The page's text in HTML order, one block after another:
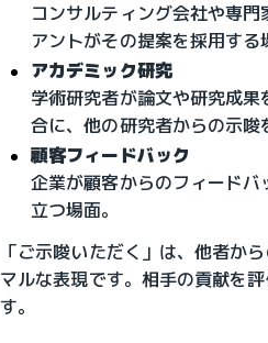
コンサルティング会社や専
アントがその提案を採用する
アカデミック研究
学術研究者が論文や研究成
合に、他の研究者からの示唆
顧客フィードバック
企業が顧客からのフィード
立つ場面。
「ご示唆いただく」は、他者か
マルな表現です。相手の貢献を
す。